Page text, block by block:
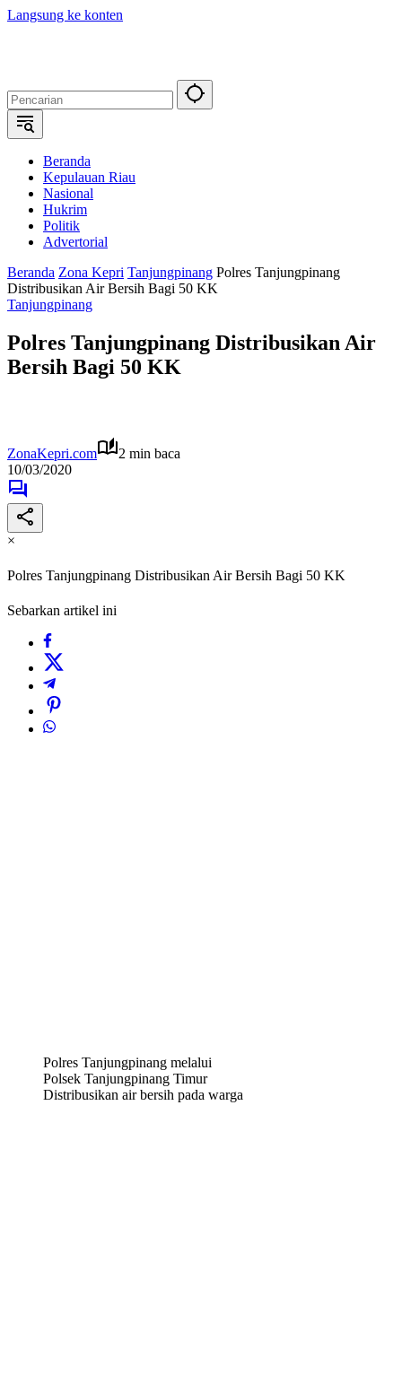
Langsung ke konten
Beranda
Kepulauan Riau
Nasional
Hukrim
Politik
Advertorial
Beranda Zona Kepri Tanjungpinang Polres Tanjungpinang
Distribusikan Air Bersih Bagi 50 KK
Tanjungpinang
Polres Tanjungpinang Distribusikan Air
Bersih Bagi 50 KK
ZonaKepri.com
2 min baca
10/03/2020
×
Polres Tanjungpinang Distribusikan Air Bersih Bagi 50 KK
Sebarkan artikel ini
Polres Tanjungpinang melalui
Polsek Tanjungpinang Timur
Distribusikan air bersih pada warga